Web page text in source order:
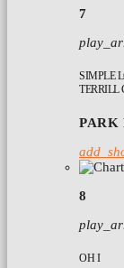
7
SIMPLE
TERRILL
PARK
8
OH I